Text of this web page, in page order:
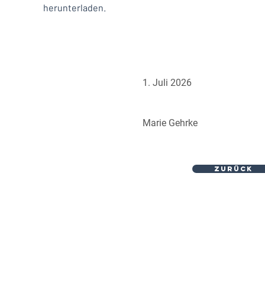
herunterladen.
1. Juli 2026
Marie Gehrke
ZURÜCK